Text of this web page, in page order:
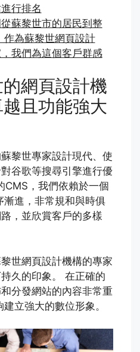
行排名
蘇黎世市的居民到整
作為蘇黎世網頁設計
我們為這個客戶群感
網頁設計機
且功能強大
黎世專家設計現代、使
谷歌等搜尋引擎進行優
，我們依賴於一個
進，非常規和與時俱
，並欣賞客戶的多樣
世網頁設計機構的專家
久的印象。 在正確的
分發網站的內容非常重
立強大的數位形象。